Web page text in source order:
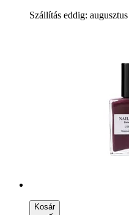
Szállítás eddig:
Kosár